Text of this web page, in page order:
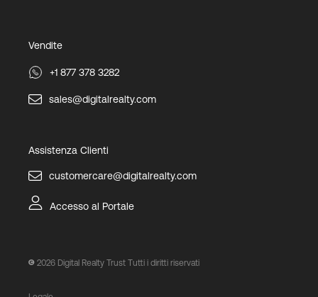
Vendite
+1 877 378 3282
sales@digitalrealty.com
Assistenza Clienti
customercare@digitalrealty.com
Accesso al Portale
2026 Digital Realty Trust Tutti i diritti riservati